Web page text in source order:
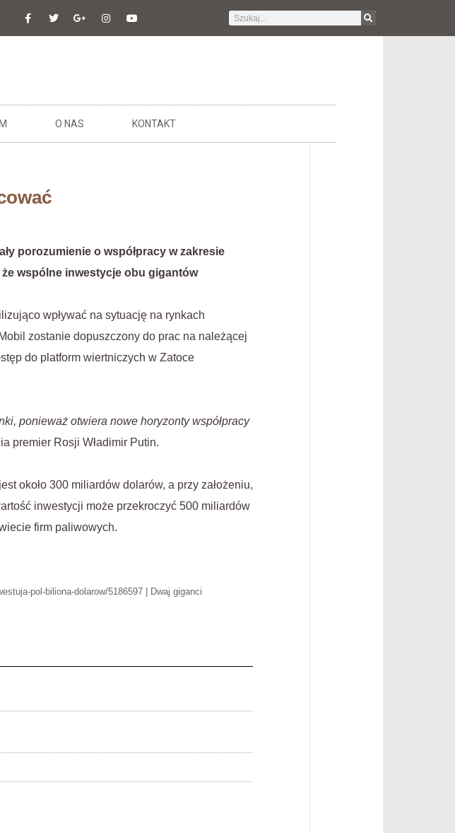
O NAS KONTAKT
porozumienie o współpracy w zakresie
wspólne inwestycje obu gigantów
wpływać na sytuację na rynkach
zostanie dopuszczony do prac na należącej
do platform wiertniczych w Zatoce
ponieważ otwiera nowe horyzonty współpracy
premier Rosji Władimir Putin.
około 300 miliardów dolarów, a przy założeniu,
inwestycji może przekroczyć 500 miliardów
firm paliwowych.
pol-biliona-dolarow/5186597 | Dwaj giganci